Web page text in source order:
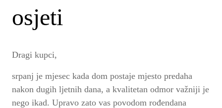
osjeti
Dragi kupci,
srpanj je mjesec kada dom postaje mjesto predaha
nakon dugih ljetnih dana, a kvalitetan odmor važniji je
nego ikad. Upravo zato vas povodom rođendana